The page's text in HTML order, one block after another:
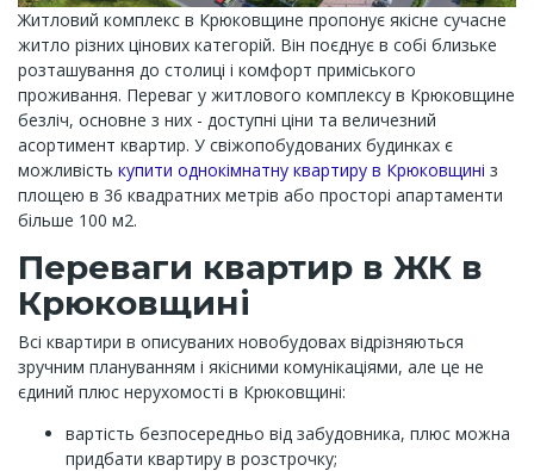
Житловий комплекс в Крюковщине пропонує якісне сучасне
житло різних цінових категорій. Він поєднує в собі близьке
розташування до столиці і комфорт приміського
проживання. Переваг у житлового комплексу в Крюковщине
безліч, основне з них - доступні ціни та величезний
асортимент квартир. У свіжопобудованих будинках є
можливість купити однокімнатну квартиру в Крюковщині з
площею в 36 квадратних метрів або просторі апартаменти
більше 100 м2.
Переваги квартир в ЖК в
Крюковщині
Всі квартири в описуваних новобудовах відрізняються
зручним плануванням і якісними комунікаціями, але це не
єдиний плюс нерухомості в Крюковщині:
вартість безпосередньо від забудовника, плюс можна
придбати квартиру в розстрочку;